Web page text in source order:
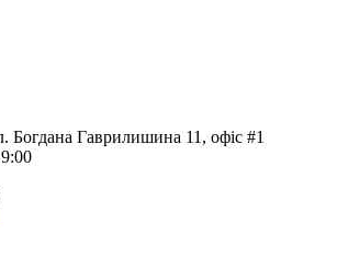
Богдана Гаврилишина 11, офіс #1